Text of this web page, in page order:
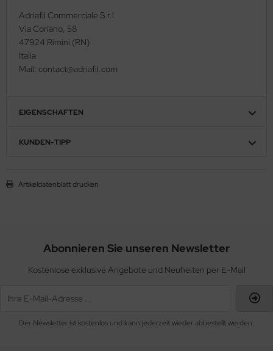
Adriafil Commerciale S.r.l.
Via Coriano, 58
47924 Rimini (RN)
Italia
Mail: contact@adriafil.com
EIGENSCHAFTEN
KUNDEN-TIPP
Artikeldatenblatt drucken
Abonnieren Sie unseren Newsletter
Kostenlose exklusive Angebote und Neuheiten per E-Mail
Der Newsletter ist kostenlos und kann jederzeit wieder abbestellt werden.